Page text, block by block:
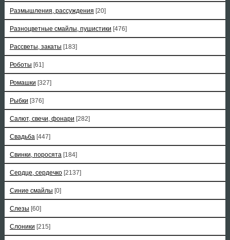
Размышления, рассуждения [20]
Разноцветные смайлы, пушистики [476]
Рассветы, закаты [183]
Роботы [61]
Ромашки [327]
Рыбки [376]
Салют, свечи, фонари [282]
Свадьба [447]
Свинки, поросята [184]
Сердце, сердечко [2137]
Синие смайлы [0]
Слезы [60]
Слоники [215]